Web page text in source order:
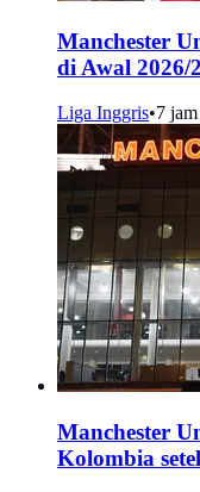
Manchester
di Awal 2026/
Liga Inggris•7
Manchester
Kolombia